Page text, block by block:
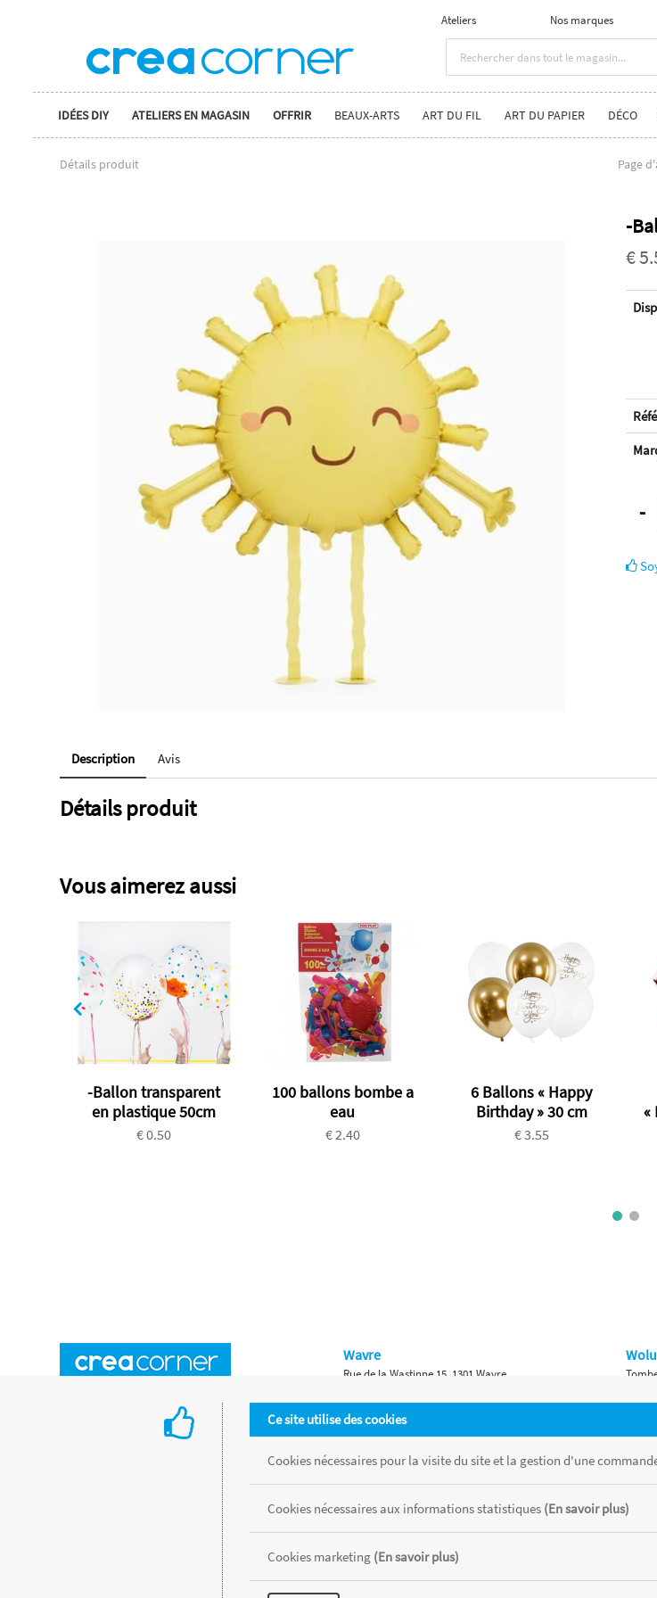
Ateliers Nos marques
IDÉES DIY ATELIERS EN MAGASIN OFFRIR BEAUX-ARTS ART DU FIL ART DU PAPIER DÉCO
Détails produit Page
-
€
-
Description Avis
Détails produit
Vous aimerez aussi
-Ballon transparent
en plastique 50cm
€ 0.50
100 ballons bombe a
eau
€ 2.40
6 Ballons « Happy
Birthday » 30 cm
€ 3.55
«
Ce site utilise des cookies
Cookies nécessaires pour la visite du site et la gestion d'une
Cookies nécessaires aux informations statistiques (En savoir plus)
Cookies marketing (En savoir plus)
Wavre
Rue de la Wastinne 15, 1301 Wavre
Waterloo
Chaussée de Bruxelles 315, 1410 Waterloo
Tous les produits sont vendus dans la limite des stocks disponibles de chaque magasin, toutes taxes comprises.